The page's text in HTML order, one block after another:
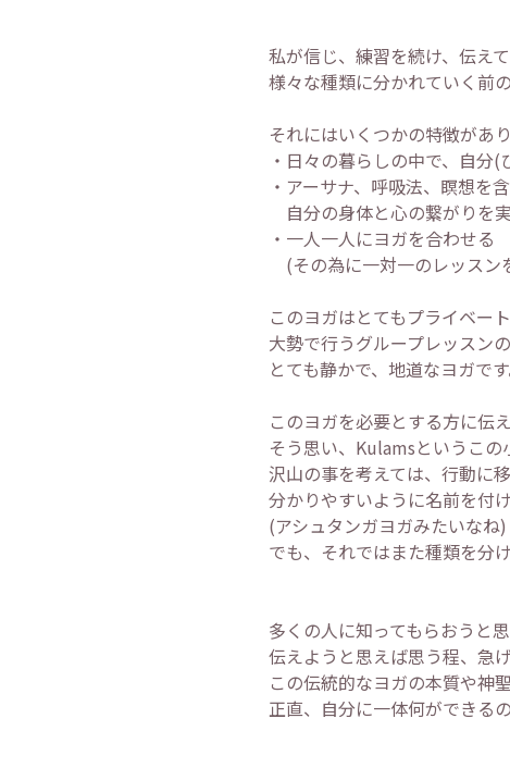
私が信じ、練習を続け、伝えて
様々な種類に分かれていく前
それにはいくつかの特徴があり
・日々の暮らしの中で、自分(
・アーサナ、呼吸法、瞑想を
自分の身体と心の繋がりを
・一人一人にヨガを合わせる
(その為に一対一のレッスン
このヨガはとてもプライベート
大勢で行うグループレッスン
とても静かで、地道なヨガです
このヨガを必要とする方に伝え
そう思い、Kulamsというこの
沢山の事を考えては、行動に
分かりやすいように名前を付
(アシュタンガヨガみたいなね)
でも、それではまた種類を分
多くの人に知ってもらおうと
伝えようと思えば思う程、急
この伝統的なヨガの本質や神
正直、自分に一体何ができる